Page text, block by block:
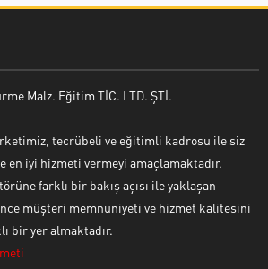
Malz. Eğitim TİC. LTD. ŞTİ.
tecrübeli ve eğitimli kadrosu ile siz
iyi hizmeti vermeyi amaçlamaktadır.
farklı bir bakış açısı ile yaklaşan
müşteri memnuniyeti ve hizmet kalitesini
bir yer almaktadır.